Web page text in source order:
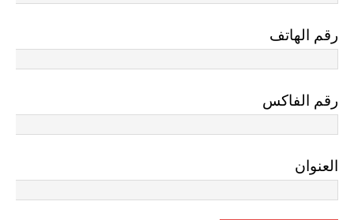
رقم الهاتف
رقم الفاكس
العنوان